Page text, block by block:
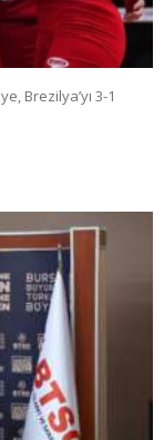
Brezilya’yı 3-1